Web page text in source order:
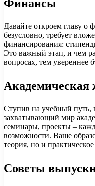
Давайте откроем главу о
безусловно, требует
финансирования:
Это важный этап, и чем
вопросах, тем увереннее
Академическая
Ступив на учебный путь,
захватывающий мир
семинары, проекты –
возможности. Ваше
теория, но и
Советы